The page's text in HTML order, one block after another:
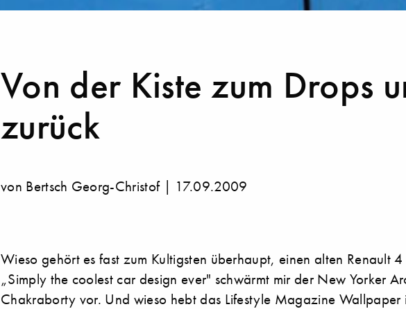
Von der Kiste zum Drops
zurück
von Bertsch Georg-Christof | 17.09.2009
Wieso gehört es fast zum Kultigsten überhaupt, einen alten Renault 4
„Simply the coolest car design ever" schwärmt mir der New Yorker
Chakraborty vor. Und wieso hebt das Lifestyle Magazine Wallpaper